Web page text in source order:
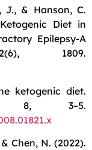
J., & Hanson, C.
Diet in
Epilepsy-A
1809.
ketogenic diet.
8, 3–5.
Chen, N. (2022).